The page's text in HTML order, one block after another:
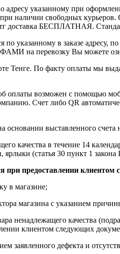
адресу указанному при
при наличии свободных
доставка БЕСПЛАТНАЯ.
по указанному в заказе адресу,
на перевозку Вы можете
Тенге. По факту оплаты мы
оплаты возможен с помощью
Счет либо QR
основании выставленного счета
качества в течение 14
(статья 30 пункт 1
при предоставлении
в магазине;
магазина с указанием
ненадлежащего качества
клиентом следующих
заявленного дефекта и